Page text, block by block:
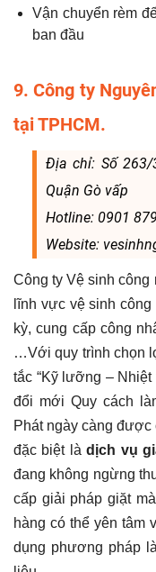
Vận chuyển rèm
ban đầu
9. Công ty
tại TPHCM.
Địa chỉ: Số 263/
Quận Gò vấp
Hotline: 0901
Website:
Công ty Vệ sinh công
lĩnh vực vệ sinh
kỳ, cung cấp công
…Với quy trình chọn
tắc “Kỹ lưỡng – Nhiệt
đổi mới Quy cách
Phát ngày càng được
đặc biệt làdịch vụ
đang không ngừng
cấp giải pháp giặt
hàng có thể yên tâm
dụng phương pháp